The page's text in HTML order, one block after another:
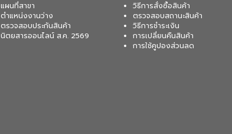
แผนที่สาขา
ตำแหน่งงานว่าง
ตรวจสอบประกันสินค้า
นิตยสารออนไลน์ ส.ค. 2569
วิธีการสั่งซื้อสินค้า
ตรวจสอบสถานะสินค้า
วิธีการชำระเงิน
การเปลี่ยนคืนสินค้า
การใช้คูปองส่วนลด